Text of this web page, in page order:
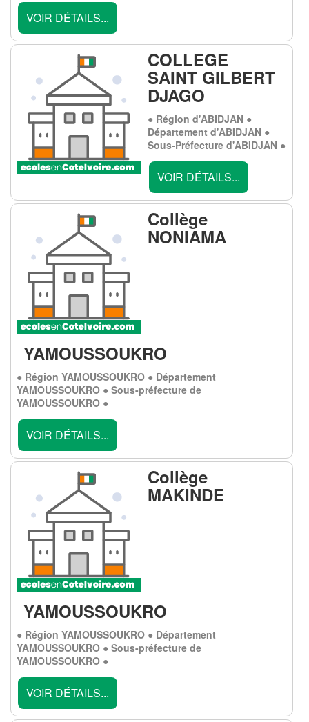
VOIR DÉTAILS...
COLLEGE
SAINT GILBERT
DJAGO
● Région d'ABIDJAN ●
Département d'ABIDJAN ●
Sous-Préfecture d'ABIDJAN ●
VOIR DÉTAILS...
Collège
NONIAMA
YAMOUSSOUKRO
● Région YAMOUSSOUKRO ● Département
YAMOUSSOUKRO ● Sous-préfecture de
YAMOUSSOUKRO ●
VOIR DÉTAILS...
Collège
MAKINDE
YAMOUSSOUKRO
● Région YAMOUSSOUKRO ● Département
YAMOUSSOUKRO ● Sous-préfecture de
YAMOUSSOUKRO ●
VOIR DÉTAILS...